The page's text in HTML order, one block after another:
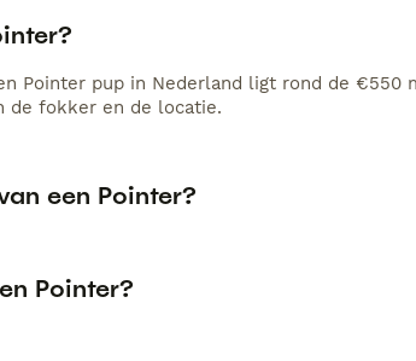
Pointer pup in Nederland ligt rond de
de fokker en de locatie.
een Pointer?
Pointer?